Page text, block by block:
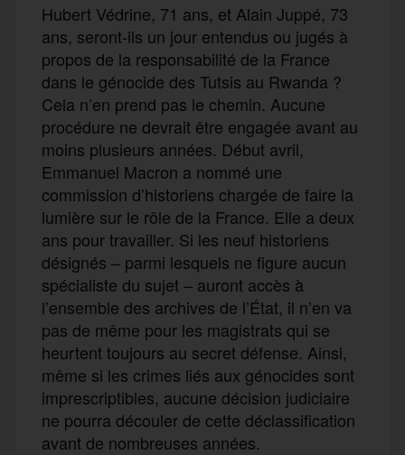
Hubert Védrine, 71 ans, et Alain Juppé, 73
ans, seront-ils un jour entendus ou jugés à
propos de la responsabilité de la France
dans le génocide des Tutsis au Rwanda ?
Cela n’en prend pas le chemin. Aucune
procédure ne devrait être engagée avant au
moins plusieurs années. Début avril,
Emmanuel Macron a nommé une
commission d’historiens chargée de faire la
lumière sur le rôle de la France. Elle a deux
ans pour travailler. Si les neuf historiens
désignés – parmi lesquels ne figure aucun
spécialiste du sujet – auront accès à
l’ensemble des archives de l’État, il n’en va
pas de même pour les magistrats qui se
heurtent toujours au secret défense. Ainsi,
même si les crimes liés aux génocides sont
imprescriptibles, aucune décision judiciaire
ne pourra découler de cette déclassification
avant de nombreuses années.